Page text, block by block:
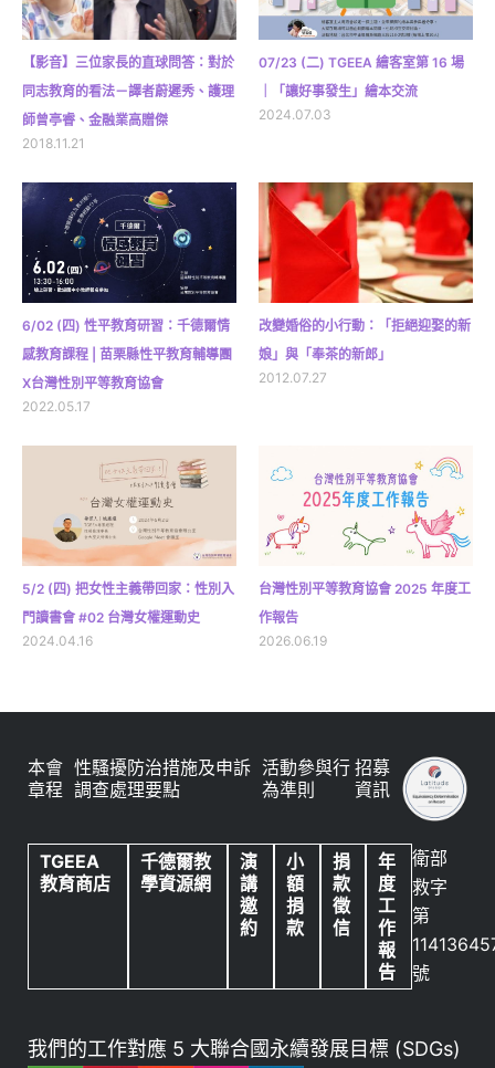
【影音】三位家長的直球問答：對於
同志教育的看法－譯者蔚遲秀、護理
師曾亭睿、金融業高贈傑
2018.11.21
07/23 (二) TGEEA 繪客室第 16 場
｜「讓好事發生」繪本交流
2024.07.03
6/02 (四) 性平教育研習：千德爾情
感教育課程 | 苗栗縣性平教育輔導團
X台灣性別平等教育協會
2022.05.17
改變婚俗的小行動：「拒絕迎娶的新
娘」與「奉茶的新郎」
2012.07.27
5/2 (四) 把女性主義帶回家：性別入
門讀書會 #02 台灣女權運動史
2024.04.16
台灣性別平等教育協會 2025 年度工
作報告
2026.06.19
本會
章程
性騷擾防治措施及申訴
調查處理要點
活動參與行
為準則
招募
資訊
TGEEA
教育商店
千德爾教
學資源網
演
講
邀
約
小
額
捐
款
捐
款
徵
信
年
度
工
作
報
告
衛部
救字
第
號
我們的工作對應 5 大聯合國永續發展目標 (SDGs)